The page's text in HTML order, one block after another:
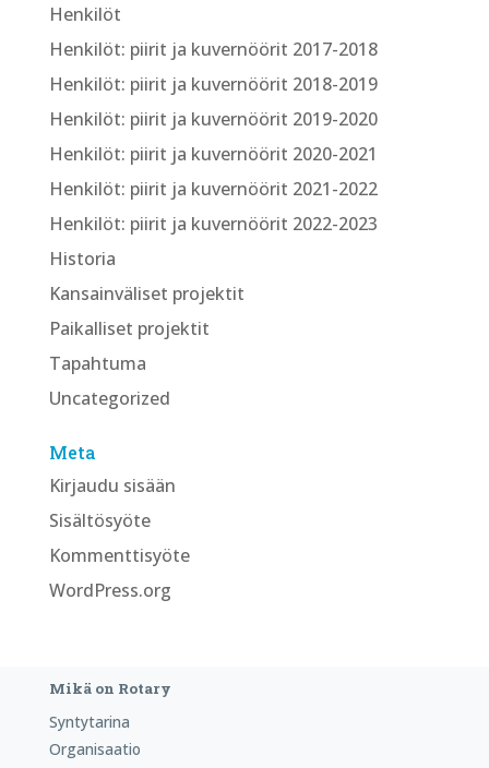
Henkilöt
Henkilöt: piirit ja kuvernöörit 2017-2018
Henkilöt: piirit ja kuvernöörit 2018-2019
Henkilöt: piirit ja kuvernöörit 2019-2020
Henkilöt: piirit ja kuvernöörit 2020-2021
Henkilöt: piirit ja kuvernöörit 2021-2022
Henkilöt: piirit ja kuvernöörit 2022-2023
Historia
Kansainväliset projektit
Paikalliset projektit
Tapahtuma
Uncategorized
Meta
Kirjaudu sisään
Sisältösyöte
Kommenttisyöte
WordPress.org
Mikä on Rotary
Syntytarina
Organisaatio